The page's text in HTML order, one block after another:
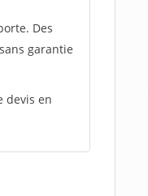
Des
garantie
devis en